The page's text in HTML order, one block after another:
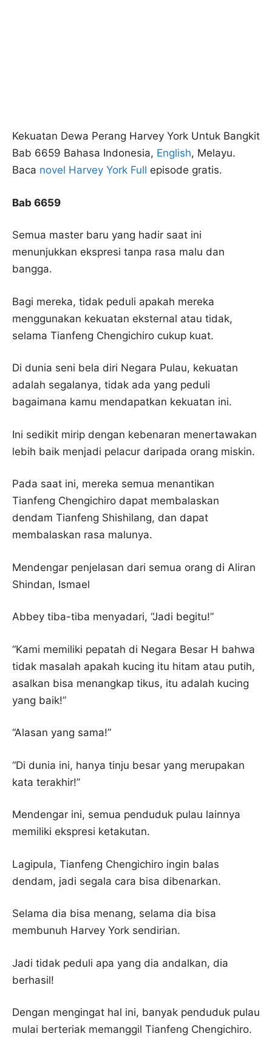
Kekuatan Dewa Perang Harvey York Untuk Bangkit
Bab 6659 Bahasa Indonesia, English, Melayu.
Baca novel Harvey York Full episode gratis.
Bab 6659
Semua master baru yang hadir saat ini
menunjukkan ekspresi tanpa rasa malu dan
bangga.
Bagi mereka, tidak peduli apakah mereka
menggunakan kekuatan eksternal atau tidak,
selama Tianfeng Chengichiro cukup kuat.
Di dunia seni bela diri Negara Pulau, kekuatan
adalah segalanya, tidak ada yang peduli
bagaimana kamu mendapatkan kekuatan ini.
Ini sedikit mirip dengan kebenaran menertawakan
lebih baik menjadi pelacur daripada orang miskin.
Pada saat ini, mereka semua menantikan
Tianfeng Chengichiro dapat membalaskan
dendam Tianfeng Shishilang, dan dapat
membalaskan rasa malunya.
Mendengar penjelasan dari semua orang di Aliran
Shindan, Ismael
Abbey tiba-tiba menyadari, “Jadi begitu!”
“Kami memiliki pepatah di Negara Besar H bahwa
tidak masalah apakah kucing itu hitam atau putih,
asalkan bisa menangkap tikus, itu adalah kucing
yang baik!”
“Alasan yang sama!”
“Di dunia ini, hanya tinju besar yang merupakan
kata terakhir!”
Mendengar ini, semua penduduk pulau lainnya
memiliki ekspresi ketakutan.
Lagipula, Tianfeng Chengichiro ingin balas
dendam, jadi segala cara bisa dibenarkan.
Selama dia bisa menang, selama dia bisa
membunuh Harvey York sendirian.
Jadi tidak peduli apa yang dia andalkan, dia
berhasil!
Dengan mengingat hal ini, banyak penduduk pulau
mulai berteriak memanggil Tianfeng Chengichiro.